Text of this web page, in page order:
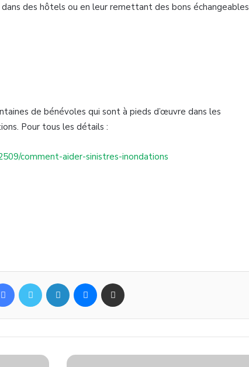
des hôtels ou en leur remettant des bons échangeables
de bénévoles qui sont à pieds d’œuvre dans les
Pour tous les détails :
comment-aider-sinistres-inondations